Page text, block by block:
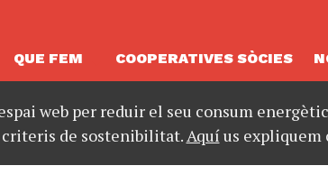
QUE FEM COOPERATIVES SÒCIES
web per reduir el seu consum
criteris de sostenibilitat.Aquíus expliquem